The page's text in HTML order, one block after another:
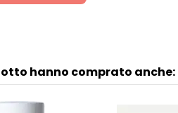
hanno comprato anche: